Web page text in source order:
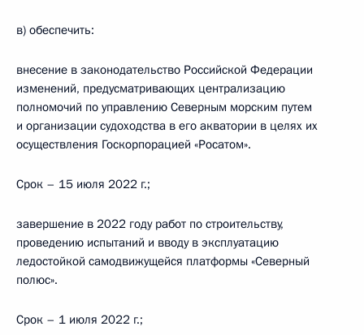
в) обеспечить:
внесение в законодательство Российской Федерации
изменений, предусматривающих централизацию
полномочий по управлению Северным морским путем
и организации судоходства в его акватории в целях их
осуществления Госкорпорацией «Росатом».
Срок – 15 июля 2022 г.;
завершение в 2022 году работ по строительству,
проведению испытаний и вводу в эксплуатацию
ледостойкой самодвижущейся платформы «Северный
полюс».
Срок – 1 июля 2022 г.;